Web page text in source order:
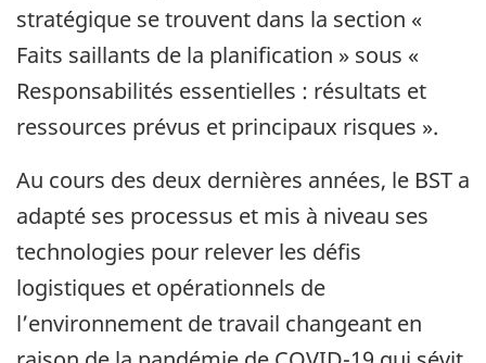
stratégique se trouvent dans la section «
Faits saillants de la planification » sous «
Responsabilités essentielles : résultats et
ressources prévus et principaux risques ».
Au cours des deux dernières années, le BST a
adapté ses processus et mis à niveau ses
technologies pour relever les défis
logistiques et opérationnels de
l’environnement de travail changeant en